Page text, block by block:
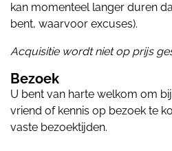
kan momenteel langer duren
bent, waarvoor excuses).
Acquisitie wordt niet op prijs
Bezoek
U bent van harte welkom om
vriend of kennis op bezoek te
vaste bezoektijden.